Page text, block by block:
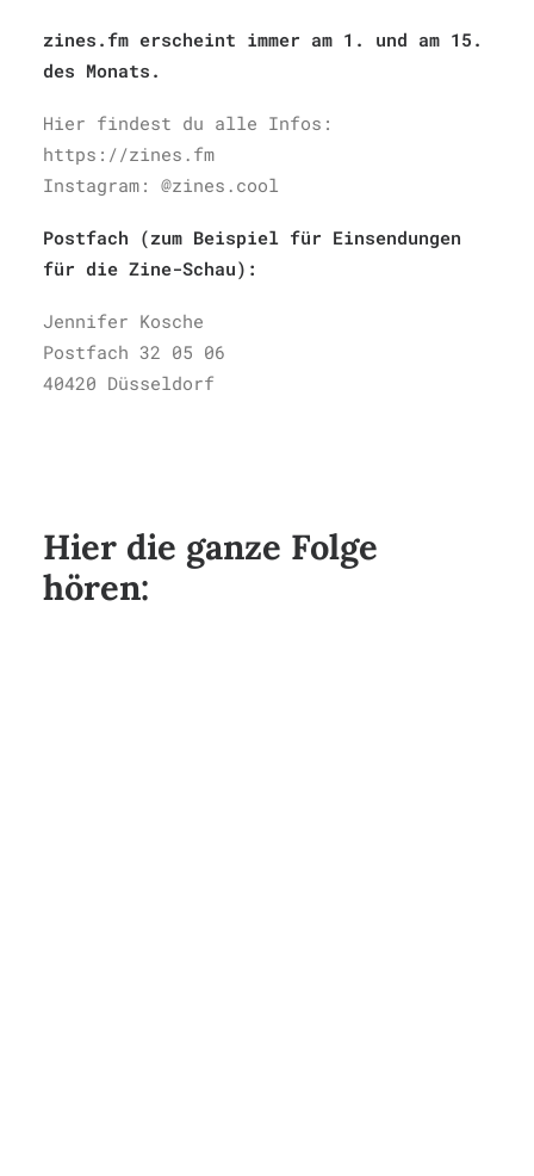
zines.fm erscheint immer am 1. und am 15.
des Monats.
Hier findest du alle Infos:
https://zines.fm
Instagram: @zines.cool
Postfach (zum Beispiel für Einsendungen
für die Zine-Schau):
Jennifer Kosche
Postfach 32 05 06
40420 Düsseldorf
Hier die ganze Folge
hören: